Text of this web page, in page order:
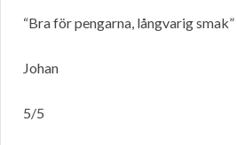
“Bra för pengarna, långvarig smak”
Johan
5/5